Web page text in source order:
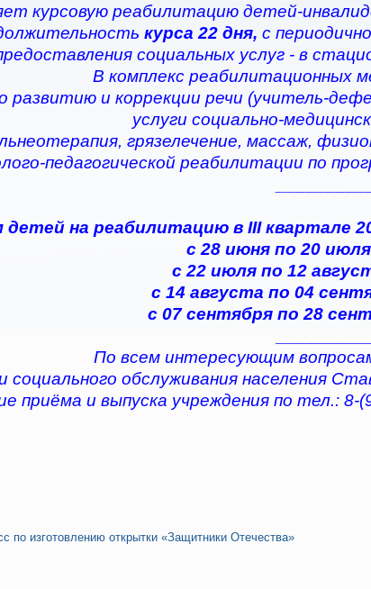
курсовую реабилитацию детей-
курса 22 дня, с
социальных услуг - в
В комплекс реабилитационных
развитию и коррекции речи (учитель-
услуги социально-
грязелечение, массаж,
педагогической реабилитации по
детей на реабилитацию в III квартале
с 28 июня по 20
с 22 июля по 12
с 14 августа по 04
с 07 сентября по 28
По всем интересующим
социального обслуживания населения
приёма и выпуска учреждения по тел.: 8-
по изготовлению открытки «Защитники Отечества»